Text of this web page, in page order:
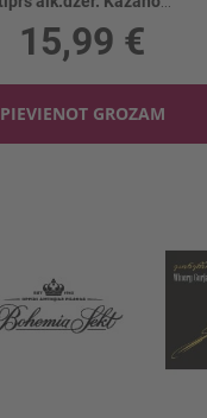
15,99 €
PIEVIENOT GROZAM